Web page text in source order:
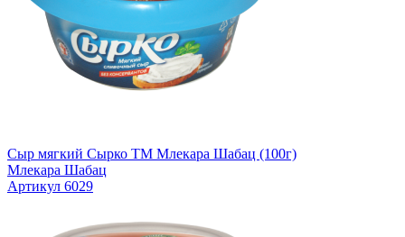
Сыр мягкий Сырко TM Млекара Шабац (100г)
Млекара Шабац
Артикул 6029